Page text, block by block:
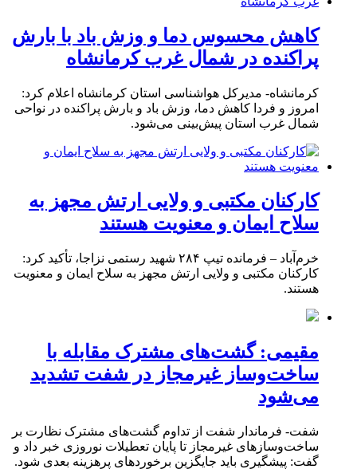
کاهش محسوس دما و وزش باد با بارش
پراکنده در شمال غرب کرمانشاه
کرمانشاه- مدیرکل هواشناسی استان کرمانشاه اعلام کرد:
امروز و فردا کاهش دما، وزش باد و بارش پراکنده در نواحی
شمال غرب استان پیش‌بینی می‌شود.
کارکنان مکتبی و ولایی ارتش مجهز به
سلاح ایمان و معنویت هستند
خرم‌آباد – فرمانده تیپ ۲۸۴ شهید رستمی نزاجا، تأکید کرد:
کارکنان مکتبی و ولایی ارتش مجهز به سلاح ایمان و معنویت
هستند.
مقیمی: گشت‌های مشترک مقابله با
ساخت‌وساز غیرمجاز در شفت تشدید
می‌شود
شفت- فرماندار شفت از تداوم گشت‌های مشترک نظارت بر
ساخت‌وسازهای غیرمجاز تا پایان تعطیلات نوروزی خبر داد و
گفت: پیشگیری باید جایگزین برخوردهای پرهزینه بعدی شود.